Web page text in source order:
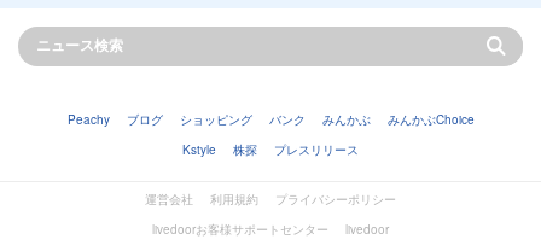
Peachy ブログ ショッピング バンク みんかぶ
みんかぶChoice
Kstyle
株探 プレスリリース
運営会社 利用規約
プライバシーポリシー
livedoorお客様サポートセンター
livedoor